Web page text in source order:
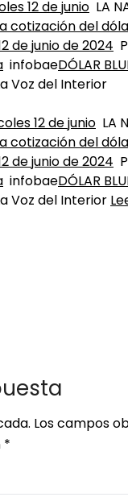
12 de junio LA
cotización del
de junio de 2024
infobaeDÓLAR
Voz del Interior
12 de junio LA
cotización del
de junio de 2024
infobaeDÓLAR
Voz del Interior
Los campos
*